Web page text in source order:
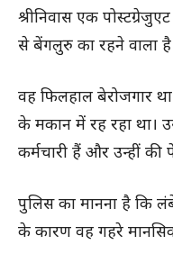
श्रीनिवास एक
से बेंगलुरु का रहने वाला
वह फिलहाल बेरोजगार
के मकान में रह रहा था।
कर्मचारी हैं और उन्हीं
पुलिस का मानना है कि
के कारण वह गहरे